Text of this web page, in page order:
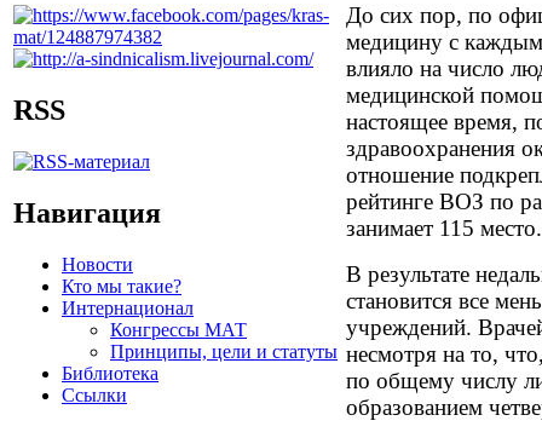
RSS
Навигация
Новости
Кто мы такие?
Интернационал
Конгрессы МАТ
Принципы, цели и статуты
Библиотека
Ссылки
До сих пор, по
медицину с
влияло на число
медицинской
настоящее время,
здравоохранения
отношение
рейтинге ВОЗ по
занимает 115 место.
В результате
становится все
учреждений.
несмотря на то,
по общему числу
образованием